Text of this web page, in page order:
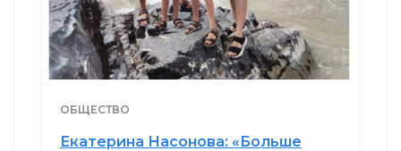
ОБЩЕСТВО
Екатерина Насонова: «Больше